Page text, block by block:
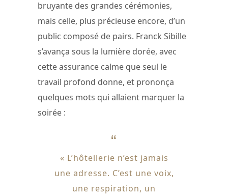
bruyante des grandes cérémonies,
mais celle, plus précieuse encore, d’un
public composé de pairs. Franck Sibille
s’avança sous la lumière dorée, avec
cette assurance calme que seul le
travail profond donne, et prononça
quelques mots qui allaient marquer la
soirée :
« L’hôtellerie n’est jamais
une adresse. C’est une voix,
une respiration, un